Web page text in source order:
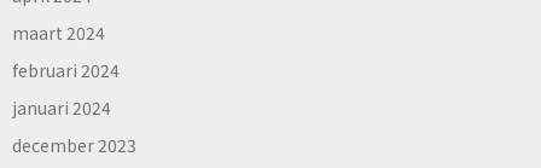
maart 2024
februari 2024
januari 2024
december 2023